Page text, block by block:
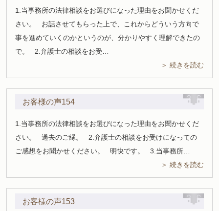
1.当事務所の法律相談をお選びになった理由をお聞かせくだ
さい。 お話させてもらった上で、これからどういう方向で
事を進めていくのかというのが、分かりやすく理解できたの
で。 2.弁護士の相談をお受…
＞ 続きを読む
お客様の声154
1.当事務所の法律相談をお選びになった理由をお聞かせくだ
さい。 過去のご縁。 2.弁護士の相談をお受けになっての
ご感想をお聞かせください。 明快です。 3.当事務所…
＞ 続きを読む
お客様の声153